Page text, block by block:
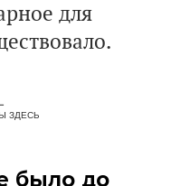
для
ЗДЕСЬ
было до